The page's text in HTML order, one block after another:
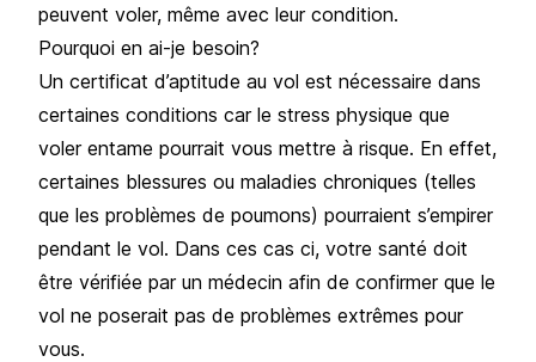
peuvent voler, même avec leur condition.
Pourquoi en ai-je besoin?
Un certificat d’aptitude au vol est nécessaire dans
certaines conditions car le stress physique que
voler entame pourrait vous mettre à risque. En effet,
certaines blessures ou maladies chroniques (telles
que les problèmes de poumons) pourraient s’empirer
pendant le vol. Dans ces cas ci, votre santé doit
être vérifiée par un médecin afin de confirmer que le
vol ne poserait pas de problèmes extrêmes pour
vous.